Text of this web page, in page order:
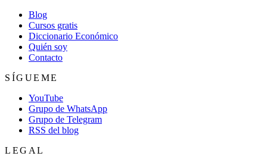
Blog
Cursos gratis
Diccionario Económico
Quién soy
Contacto
SÍGUEME
YouTube
Grupo de WhatsApp
Grupo de Telegram
RSS del blog
LEGAL